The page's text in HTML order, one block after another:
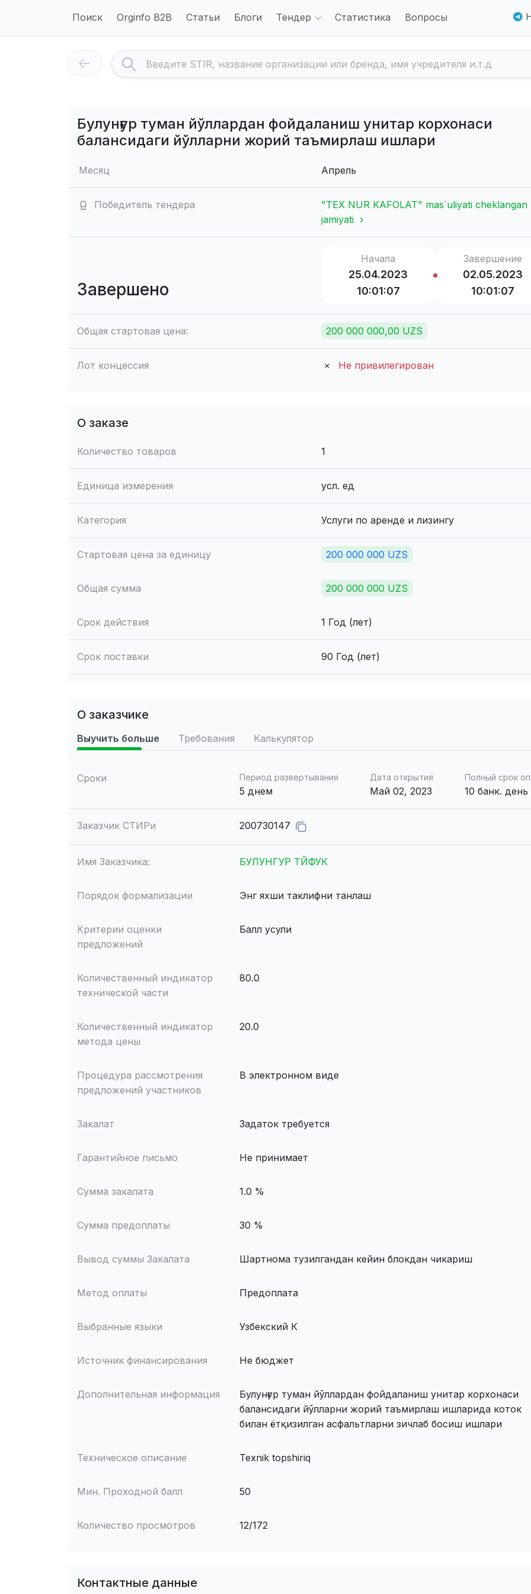
Поиск Orginfo B2B Статьи Блоги Тендер Статистика Вопросы
Булунғур туман йўллардан фойдаланиш унитар корхонаси
балансидаги йўлларни жорий таъмирлаш ишлари
Месяц Апрель
Победитель тендера
"TEX NUR KAFOLAT" mas`uliyati cheklangan
jamiyati
Завершено
Начала
25.04.2023
10:01:07
Завершение
02.05.2023
10:01:07
Общая стартовая цена: 200 000 000,00 UZS
Лот концессия Не привилегирован
О заказе
Количество товаров 1
Единица измерения усл. ед
Категория Услуги по аренде и лизингу
Стартовая цена за единицу 200 000 000 UZS
Общая сумма 200 000 000 UZS
Срок действия 1 Год (лет)
Срок поставки 90 Год (лет)
О заказчике
Выучить больше Требования Калькулятор
Сроки Период развертывания
5 днем
Дата открытия
Май 02, 2023
Полный срок
10 банк. день
Заказчик СТИРи 200730147
Имя Заказчика: БУЛУНГУР ТЙФУК
Порядок формализации Энг яхши таклифни танлаш
Критерии оценки
предложений
Балл усули
Количественный индикатор
технической части
80.0
Количественный индикатор
метода цены
20.0
Процедура рассмотрения
предложений участников
В электронном виде
Закалат Задаток требуется
Гарантийное письмо Не принимает
Сумма закалата 1.0 %
Сумма предоплаты 30 %
Вывод суммы Закалата Шартнома тузилгандан кейин блокдан чикариш
Метод оплаты Предоплата
Выбранные языки Узбекский К
Источник финансирования Не бюджет
Дополнительная информация
Булунғур туман йўллардан фойдаланиш унитар корхонаси
балансидаги йўлларни жорий таъмирлаш ишларида коток
билан ётқизилган асфальтларни зичлаб босиш ишлари
Техническое описание Texnik topshiriq
Мин. Проходной балл 50
Количество просмотров 12/172
Контактные данные